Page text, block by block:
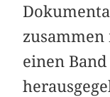
einen